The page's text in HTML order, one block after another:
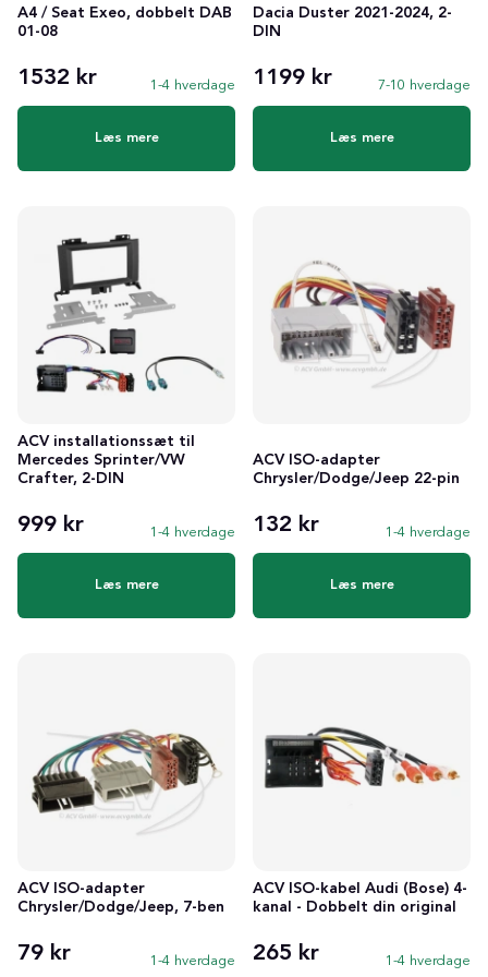
A4 / Seat Exeo, dobbelt DAB
01-08
1532 kr 1-4 hverdage
Læs mere
Dacia Duster 2021-2024, 2-
DIN
1199 kr 7-10 hverdage
Læs mere
ACV installationssæt til
Mercedes Sprinter/VW
Crafter, 2-DIN
999 kr 1-4 hverdage
Læs mere
ACV ISO-adapter
Chrysler/Dodge/Jeep 22-pin
132 kr 1-4 hverdage
Læs mere
ACV ISO-adapter
Chrysler/Dodge/Jeep, 7-ben
79 kr 1-4 hverdage
ACV ISO-kabel Audi (Bose) 4-
kanal - Dobbelt din original
265 kr 1-4 hverdage